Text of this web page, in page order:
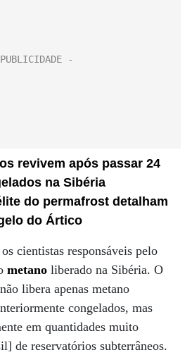
revivem após passar 24
na Sibéria
do permafrost detalham
do Ártico
cientistas responsáveis pelo
metano liberado na Sibéria. O
libera apenas metano
congelados, mas
em quantidades muito
de reservatórios subterrâneos.